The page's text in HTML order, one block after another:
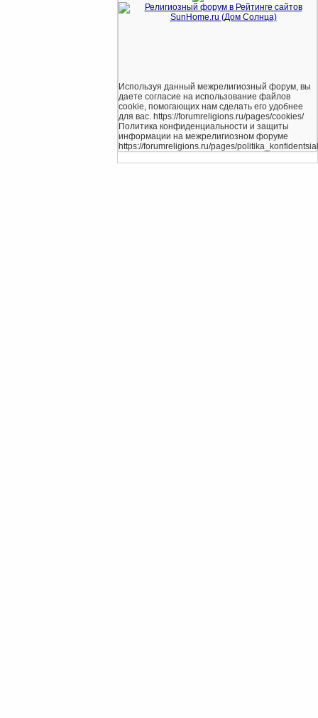
Используя данный межрелигиозный форум, вы
даете согласие на использование файлов
cookie, помогающих нам сделать его удобнее
для вас. https://forumreligions.ru/pages/cookies/
Политика конфиденциальности и защиты
информации на межрелигиозном форуме
https://forumreligions.ru/pages/